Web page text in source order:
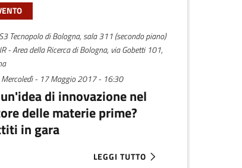
IN RAW MATERIALS 2017
Tecnopolo di Bologna, sala 311 (secondo piano)
- Area della Ricerca di Bologna, via Gobetti 101,
Mercoledì - 17 Maggio 2017 - 16:30
di innovazione nel
delle materie prime?
in gara
LEGGI TUTTO
ABOUT HAI UN'IDEA DI